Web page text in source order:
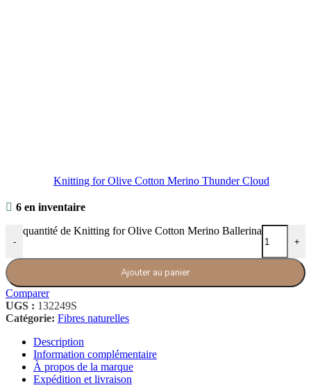
Knitting for Olive Cotton Merino Thunder Cloud
6 en inventaire
-
quantité de Knitting for Olive Cotton Merino Ballerina
+
Ajouter au panier
Comparer
UGS : 132249S
Catégorie: Fibres naturelles
Description
Information complémentaire
À propos de la marque
Expédition et livraison